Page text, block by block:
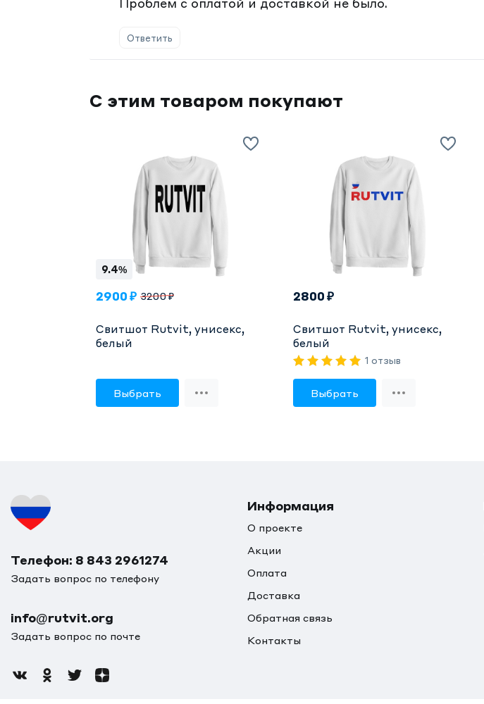
Ответить
С этим товаром покупают
9.4%
2900 ₽ 3200 ₽
Свитшот Rutvit, унисекс,
белый
Выбрать
2800 ₽
Свитшот Rutvit, унисекс,
белый
1 отзыв
Выбрать
Телефон: 8 843 2961274
Задать вопрос по телефону
info@rutvit.org
Задать вопрос по почте
Информация
О проекте
Акции
Оплата
Доставка
Обратная связь
Контакты